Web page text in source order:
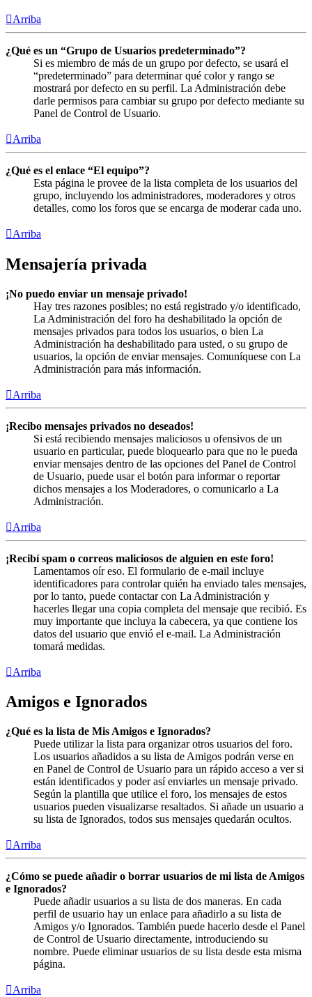
Arriba
¿Qué es un “Grupo de Usuarios predeterminado”?
Si es miembro de más de un grupo por defecto, se usará el
“predeterminado” para determinar qué color y rango se
mostrará por defecto en su perfil. La Administración debe
darle permisos para cambiar su grupo por defecto mediante su
Panel de Control de Usuario.
Arriba
¿Qué es el enlace “El equipo”?
Esta página le provee de la lista completa de los usuarios del
grupo, incluyendo los administradores, moderadores y otros
detalles, como los foros que se encarga de moderar cada uno.
Arriba
Mensajería privada
¡No puedo enviar un mensaje privado!
Hay tres razones posibles; no está registrado y/o identificado,
La Administración del foro ha deshabilitado la opción de
mensajes privados para todos los usuarios, o bien La
Administración ha deshabilitado para usted, o su grupo de
usuarios, la opción de enviar mensajes. Comuníquese con La
Administración para más información.
Arriba
¡Recibo mensajes privados no deseados!
Si está recibiendo mensajes maliciosos u ofensivos de un
usuario en particular, puede bloquearlo para que no le pueda
enviar mensajes dentro de las opciones del Panel de Control
de Usuario, puede usar el botón para informar o reportar
dichos mensajes a los Moderadores, o comunicarlo a La
Administración.
Arriba
¡Recibí spam o correos maliciosos de alguien en este foro!
Lamentamos oír eso. El formulario de e-mail incluye
identificadores para controlar quién ha enviado tales mensajes,
por lo tanto, puede contactar con La Administración y
hacerles llegar una copia completa del mensaje que recibió. Es
muy importante que incluya la cabecera, ya que contiene los
datos del usuario que envió el e-mail. La Administración
tomará medidas.
Arriba
Amigos e Ignorados
¿Qué es la lista de Mis Amigos e Ignorados?
Puede utilizar la lista para organizar otros usuarios del foro.
Los usuarios añadidos a su lista de Amigos podrán verse en
en Panel de Control de Usuario para un rápido acceso a ver si
están identificados y poder así enviarles un mensaje privado.
Según la plantilla que utilice el foro, los mensajes de estos
usuarios pueden visualizarse resaltados. Si añade un usuario a
su lista de Ignorados, todos sus mensajes quedarán ocultos.
Arriba
¿Cómo se puede añadir o borrar usuarios de mi lista de Amigos
e Ignorados?
Puede añadir usuarios a su lista de dos maneras. En cada
perfil de usuario hay un enlace para añadirlo a su lista de
Amigos y/o Ignorados. También puede hacerlo desde el Panel
de Control de Usuario directamente, introduciendo su
nombre. Puede eliminar usuarios de su lista desde esta misma
página.
Arriba